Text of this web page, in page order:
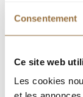
Consentement
Ce site web
Les cookies